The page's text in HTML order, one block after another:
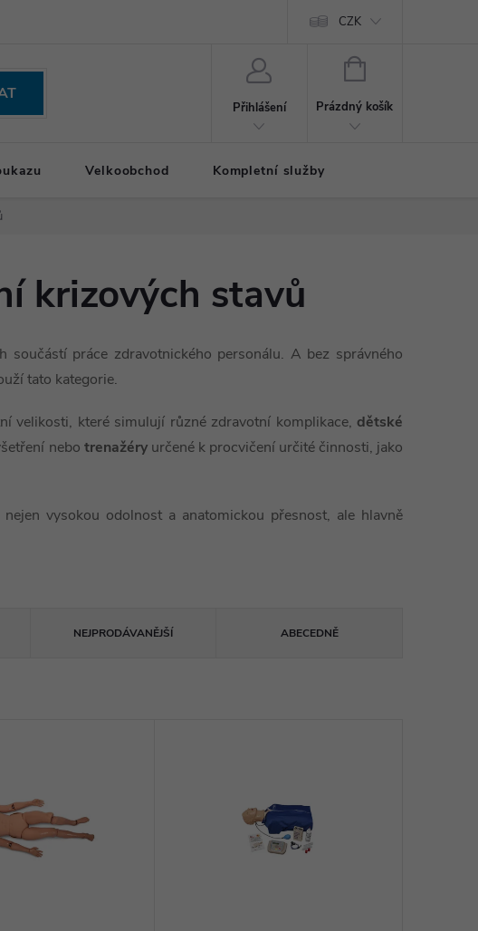
CZK
Přihlášení
NÁKUPNÍ
Prázdný košík
Velkoobchod Kompletní služby
krizových stavů
součástí práce zdravotnického personálu. A bez správného
tato kategorie.
velikosti, které simulují různé zdravotní komplikace, dětské
nebo trenažéryurčené k procvičení určité činnosti, jako
vysokou odolnost a anatomickou přesnost, ale hlavně
NEJPRODÁVANĚJŠÍ ABECEDNĚ